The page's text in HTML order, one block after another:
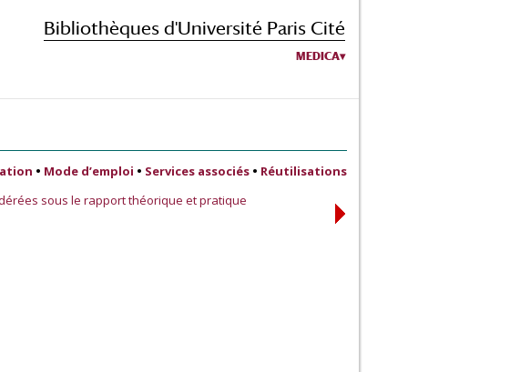
Bibliothèques d'Université Paris Cité
MEDICA
• Mode d’emploi • Services associés • Réutilisations
sous le rapport théorique et pratique